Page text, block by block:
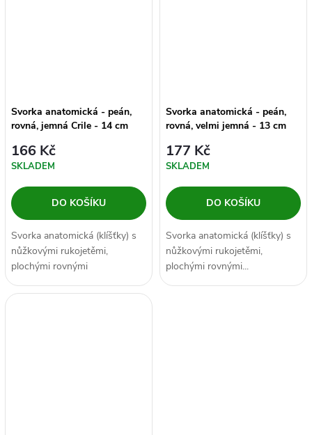
Svorka anatomická - peán,
rovná, jemná Crile - 14 cm
166 Kč
SKLADEM
DO KOŠÍKU
Svorka anatomická (klíšťky) s
nůžkovými rukojetěmi,
plochými rovnými
čelistmi opatřenými vroubky a
se samozavíracím...
Svorka anatomická - peán,
rovná, velmi jemná - 13 cm
177 Kč
SKLADEM
DO KOŠÍKU
Svorka anatomická (klíšťky) s
nůžkovými rukojetěmi,
plochými rovnými...